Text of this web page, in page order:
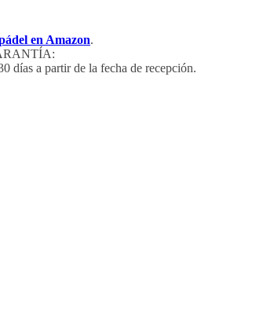
en Amazon.
días a partir de la fecha de recepción.